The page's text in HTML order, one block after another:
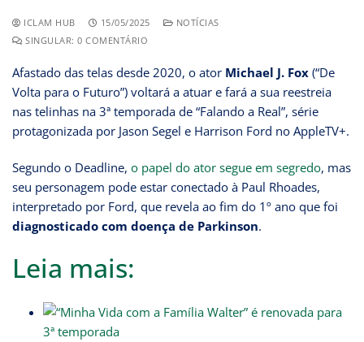
ICLAM HUB 15/05/2025
NOTÍCIAS
SINGULAR: 0 COMENTÁRIO
Afastado das telas desde 2020, o ator Michael J. Fox (“De
Volta para o Futuro”) voltará a atuar e fará a sua reestreia
nas telinhas na 3ª temporada de “Falando a Real”, série
protagonizada por Jason Segel e Harrison Ford no AppleTV+.
Segundo o Deadline, o papel do ator segue em segredo, mas
seu personagem pode estar conectado à Paul Rhoades,
interpretado por Ford, que revela ao fim do 1º ano que foi
diagnosticado com doença de Parkinson.
Leia mais: